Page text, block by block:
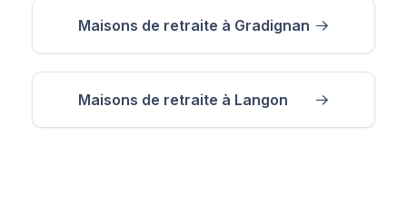
Maisons de retraite à Gradignan
Maisons de retraite à Langon